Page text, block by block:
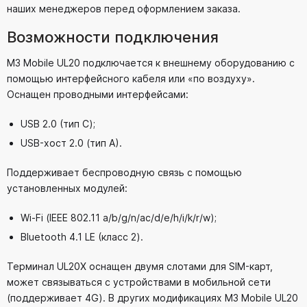
наших менеджеров перед оформлением заказа.
Возможности подключения
M3 Mobile UL20 подключается к внешнему оборудованию с
помощью интерфейсного кабеля или «по воздуху».
Оснащен проводными интерфейсами:
USB 2.0 (тип С);
USB-хост 2.0 (тип А).
Поддерживает беспроводную связь с помощью
установленных модулей:
Wi-Fi (IEEE 802.11 a/b/g/n/ac/d/e/h/i/k/r/w);
Bluetooth 4.1 LE (класс 2).
Терминал UL20X оснащен двумя слотами для SIM-карт,
может связываться с устройствами в мобильной сети
(поддерживает 4G). В других модификациях M3 Mobile UL20